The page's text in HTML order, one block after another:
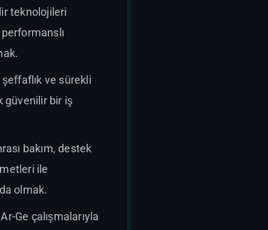
teknolojileri
ve sürekli
güvenilir bir iş
bakım, destek
ile
olmak.
Ge çalışmalarıyla